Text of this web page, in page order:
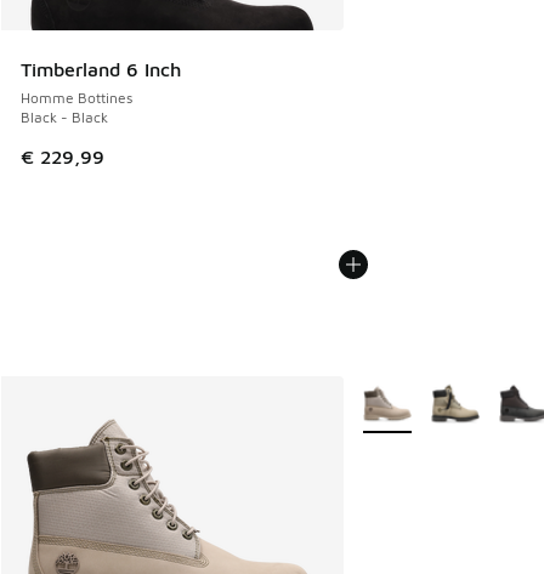
Timberland 6 Inch
Homme Bottines
Black - Black
€ 229,99
Plus de couleurs